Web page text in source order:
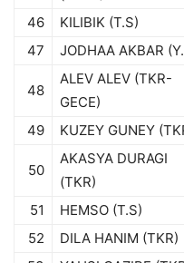
46 KILIBIK (T.S)
47
JODHAA AKBAR
48
ALEV ALEV (TKR-
GECE)
49 KUZEY GUNEY
50
AKASYA DURAGI
(TKR)
51 HEMSO (T.S)
52
DILA HANIM (TKR)